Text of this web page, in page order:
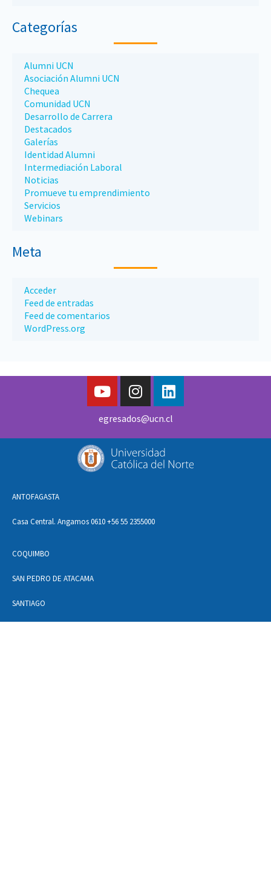
Categorías
Alumni UCN
Asociación Alumni UCN
Chequea
Comunidad UCN
Desarrollo de Carrera
Destacados
Galerías
Identidad Alumni
Intermediación Laboral
Noticias
Promueve tu emprendimiento
Servicios
Webinars
Meta
Acceder
Feed de entradas
Feed de comentarios
WordPress.org
egresados@ucn.cl
ANTOFAGASTA
Casa Central. Angamos 0610 +56 55 2355000
COQUIMBO
SAN PEDRO DE ATACAMA
SANTIAGO